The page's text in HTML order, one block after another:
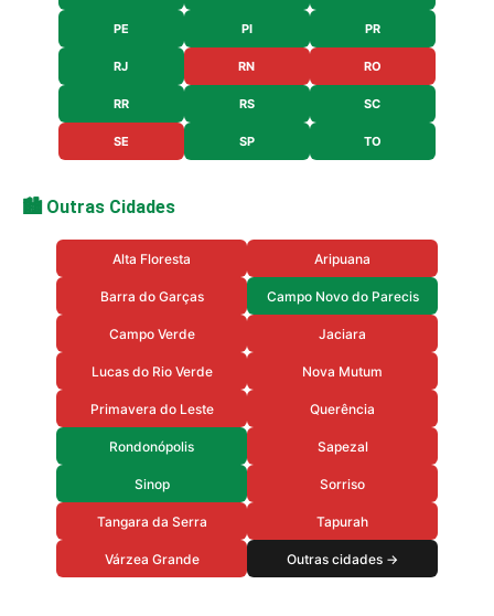
PE PI PR
RJ RN RO
RR RS SC
SE SP TO
🏙️ Outras Cidades
Alta Floresta Aripuana
Barra do Garças Campo Novo do Parecis
Campo Verde Jaciara
Lucas do Rio Verde Nova Mutum
Primavera do Leste Querência
Rondonópolis Sapezal
Sinop Sorriso
Tangara da Serra Tapurah
Várzea Grande Outras cidades →